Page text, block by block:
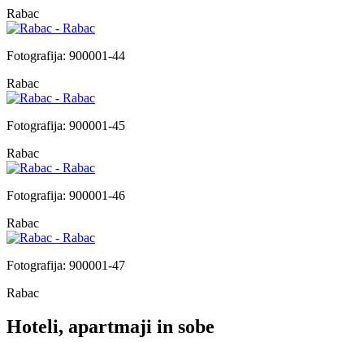
Rabac
Fotografija: 900001-44
Rabac
Fotografija: 900001-45
Rabac
Fotografija: 900001-46
Rabac
Fotografija: 900001-47
Rabac
Hoteli, apartmaji in sobe